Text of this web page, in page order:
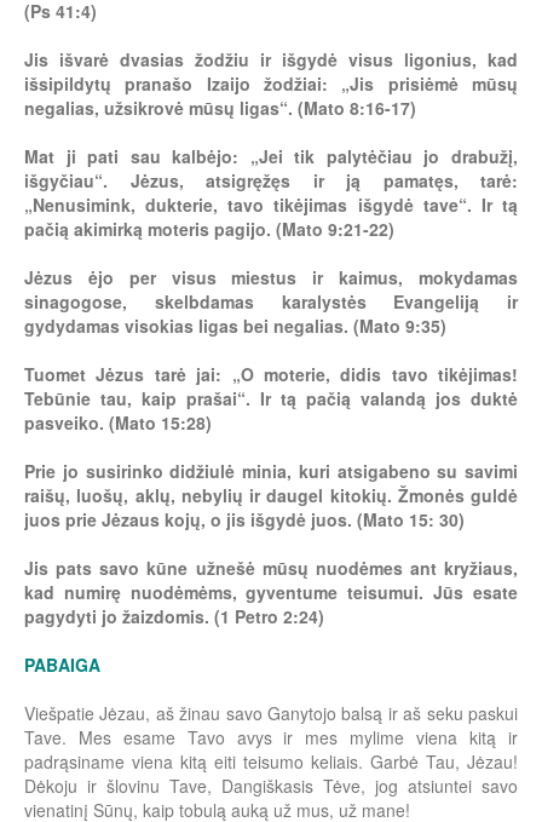
(Ps 41:4)
Jis išvarė dvasias žodžiu ir išgydė visus ligonius, kad
išsipildytų pranašo Izaijo žodžiai: „Jis prisiėmė mūsų
negalias, užsikrovė mūsų ligas“. (Mato 8:16-17)
Mat ji pati sau kalbėjo: „Jei tik palytėčiau jo drabužį,
išgyčiau“. Jėzus, atsigręžęs ir ją pamatęs, tarė:
„Nenusimink, dukterie, tavo tikėjimas išgydė tave“. Ir tą
pačią akimirką moteris pagijo. (Mato 9:21-22)
Jėzus ėjo per visus miestus ir kaimus, mokydamas
sinagogose, skelbdamas karalystės Evangeliją ir
gydydamas visokias ligas bei negalias. (Mato 9:35)
Tuomet Jėzus tarė jai: „O moterie, didis tavo tikėjimas!
Tebūnie tau, kaip prašai“. Ir tą pačią valandą jos duktė
pasveiko. (Mato 15:28)
Prie jo susirinko didžiulė minia, kuri atsigabeno su savimi
raišų, luošų, aklų, nebylių ir daugel kitokių. Žmonės guldė
juos prie Jėzaus kojų, o jis išgydė juos. (Mato 15: 30)
Jis pats savo kūne užnešė mūsų nuodėmes ant kryžiaus,
kad numirę nuodėmėms, gyventume teisumui. Jūs esate
pagydyti jo žaizdomis. (1 Petro 2:24)
PABAIGA
Viešpatie Jėzau, aš žinau savo Ganytojo balsą ir aš seku paskui
Tave. Mes esame Tavo avys ir mes mylime viena kitą ir
padrąsiname viena kitą eiti teisumo keliais. Garbė Tau, Jėzau!
Dėkoju ir šlovinu Tave, Dangiškasis Tėve, jog atsiuntei savo
vienatinį Sūnų, kaip tobulą auką už mus, už mane!